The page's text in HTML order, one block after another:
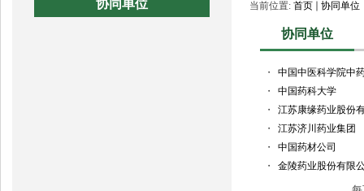
协同单位 当前位置: 首页 协同单位
协同单位
・
中国中医科学院中
・
中国药科大学
・
江苏康缘药业股份
・
江苏济川药业集团
・
中国药材公司
・
金陵药业股份有限